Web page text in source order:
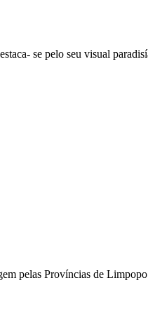
se pelo seu visual
pelas Províncias de